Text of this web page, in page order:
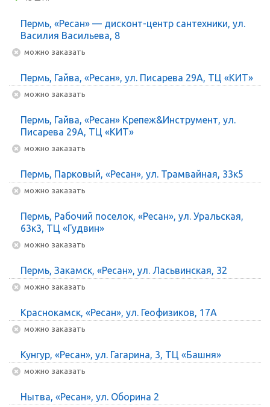
Пермь, «Ресан» — дисконт-центр сантехники, ул.
Василия Васильева, 8
Можно заказать
Пермь, Гайва, «Ресан», ул. Писарева 29А, ТЦ «КИТ»
Можно заказать
Пермь, Гайва, «Ресан» Крепеж&Инструмент, ул.
Писарева 29А, ТЦ «КИТ»
Можно заказать
Пермь, Парковый, «Ресан», ул. Трамвайная, 33к5
Можно заказать
Пермь, Рабочий поселок, «Ресан», ул. Уральская,
63к3, ТЦ «Гудвин»
Можно заказать
Пермь, Закамск, «Ресан», ул. Ласьвинская, 32
Можно заказать
Краснокамск, «Ресан», ул. Геофизиков, 17А
Можно заказать
Кунгур, «Ресан», ул. Гагарина, 3, ТЦ «Башня»
Можно заказать
Нытва, «Ресан», ул. Оборина 2